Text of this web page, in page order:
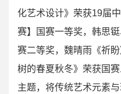
化艺术设计》荣获19届
赛】国赛一等奖，韩思
赛二等奖，魏晴雨《祈
树的春夏秋冬》荣获国
主题，将传统艺术元素